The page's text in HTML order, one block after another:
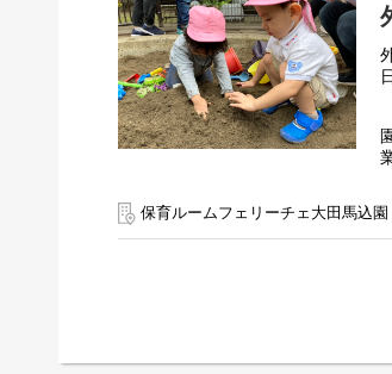
保育ルームフェリーチェ大田馬込園